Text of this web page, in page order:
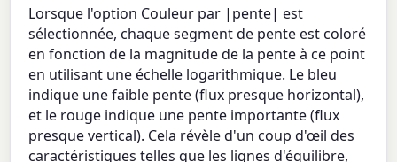
Lorsque l'option Couleur par |pente| est
sélectionnée, chaque segment de pente est coloré
en fonction de la magnitude de la pente à ce point
en utilisant une échelle logarithmique. Le bleu
indique une faible pente (flux presque horizontal),
et le rouge indique une pente importante (flux
presque vertical). Cela révèle d'un coup d'œil des
caractéristiques telles que les lignes d'équilibre,